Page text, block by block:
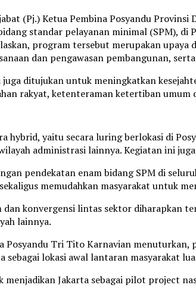
(Pj.) Ketua Pembina Posyandu
standar pelayanan minimal (SPM), di
program tersebut merupakan upaya
dan pengawasan pembangunan,
ditujukan untuk meningkatkan
rakyat, ketenteraman ketertiban umum
hybrid, yaitu secara luring berlokasi di
administrasi lainnya. Kegiatan ini
pendekatan enam bidang SPM di
memudahkan masyarakat untuk
konvergensi lintas sektor diharapkan
lainnya.
Posyandu Tri Tito Karnavian
sebagai lokasi awal lantaran masyarakat
menjadikan Jakarta sebagai pilot project